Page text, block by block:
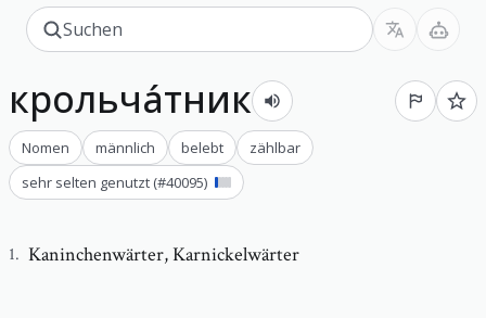
крольча́тник
Nomen männlich belebt
zählbar
sehr selten genutzt (#40095)
1. Kaninchenwärter,Karnickelwärter